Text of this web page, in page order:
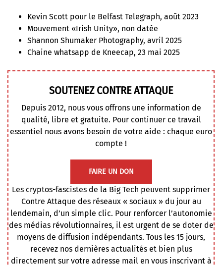
Kevin Scott pour le Belfast Telegraph, août 2023
Mouvement «Irish Unity», non datée
Shannon Shumaker Photography, avril 2025
Chaine whatsapp de Kneecap, 23 mai 2025
SOUTENEZ CONTRE ATTAQUE
Depuis 2012, nous vous offrons une information de
qualité, libre et gratuite. Pour continuer ce travail
essentiel nous avons besoin de votre aide : chaque euro
compte !
FAIRE UN DON
Les cryptos-fascistes de la Big Tech peuvent supprimer
Contre Attaque des réseaux « sociaux » du jour au
lendemain, d’un simple clic. Pour renforcer l’autonomie
des médias révolutionnaires, il est urgent de se doter de
moyens de diffusion indépendants. Tous les 15 jours,
recevez nos dernières actualités et bien plus
directement sur votre adresse mail en vous inscrivant à